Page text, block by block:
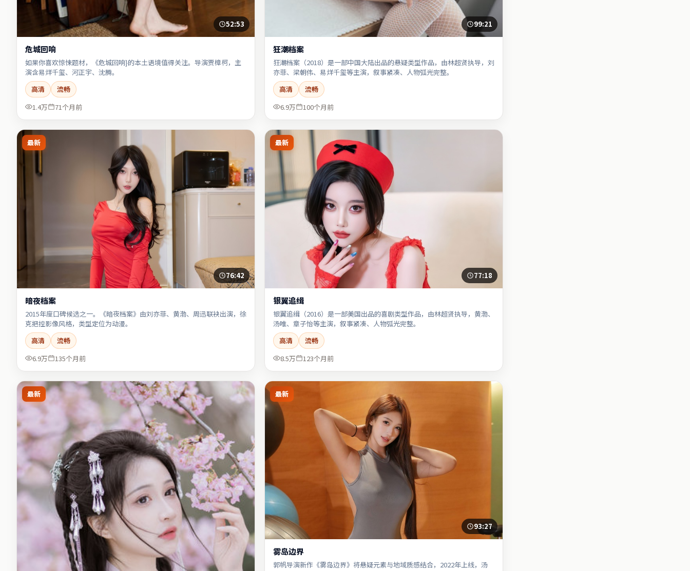
52:53
危城回响
如果你喜欢惊悚题材，《危城回响}的本土语境值得关注。导演贾樟柯，主
演含易烊千玺、河正宇、沈腾。
高清
流畅
1.4万
71个月前
99:21
狂潮档案
狂潮档案（2018）是一部中国大陆出品的悬疑类型作品，由林超贤执导，刘
亦菲、梁朝伟、易烊千玺等主演，叙事紧凑、人物弧光完整。
高清
流畅
6.9万
100个月前
最新
76:42
暗夜档案
2015年度口碑候选之一。《暗夜档案》由刘亦菲、黄渤、周迅联袂出演，徐
克把控影像风格，类型定位为动漫。
高清
流畅
6.9万
135个月前
最新
77:18
银翼追缉
银翼追缉（2016）是一部美国出品的喜剧类型作品，由林超贤执导，黄渤、
汤唯、章子怡等主演，叙事紧凑、人物弧光完整。
高清
流畅
8.5万
123个月前
最新 最新
93:27
雾岛边界
郭帆导演新作《雾岛边界》将悬疑元素与地域质感结合，2022年上线，汤